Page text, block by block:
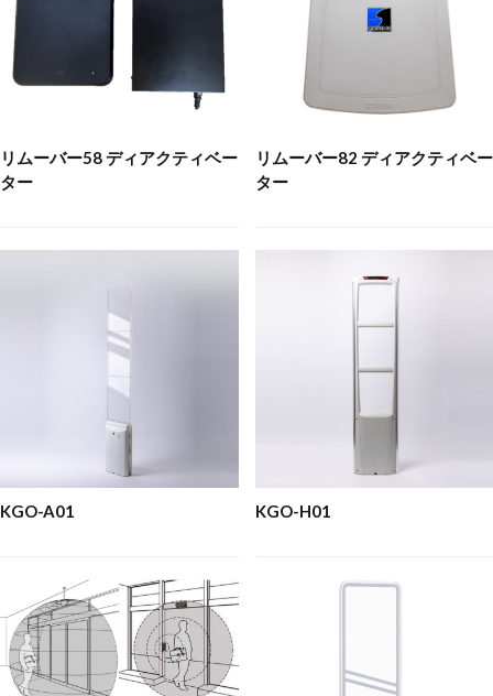
リムーバー58 ディアクティベー
ター
リムーバー82 ディアクティベー
ター
KGO-A01 KGO-H01